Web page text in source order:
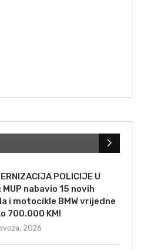
POLICIJE U
MUP nabavio 15 novih
i motocikle BMW vrijedne
700.000 KM!
2026